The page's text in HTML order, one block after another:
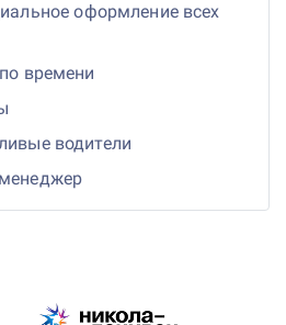
оформление всех
времени
водители